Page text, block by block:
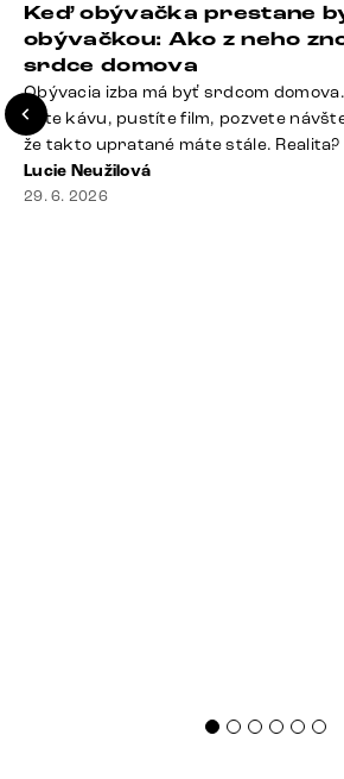
Keď obývačka prestane
obývačkou: Ako z neho
srdce domova
Obývacia izba má byť srdcom
dáte kávu, pustíte film, pozvete
že takto upratané máte stále. Realita?
sedačky, ovládač záhadne zmizol,
slúži ako odkladisko všetkého od
Lucie Neužilová
29. 6. 2026